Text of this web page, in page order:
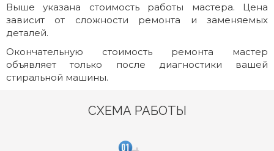
Выше указана стоимость работы мастера. Цена
зависит от сложности ремонта и заменяемых
деталей.
Окончательную стоимость ремонта мастер
объявляет только после диагностики вашей
стиральной машины.
СХЕМА РАБОТЫ